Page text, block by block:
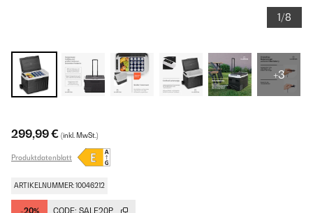
1/8
+3
299,99 € (inkl. MwSt.)
Produktdatenblatt
ARTIKELNUMMER: 10046212
-20% CODE: SALE20P